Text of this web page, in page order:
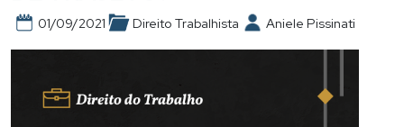
01/09/2021 Direito Trabalhista Aniele Pissinati